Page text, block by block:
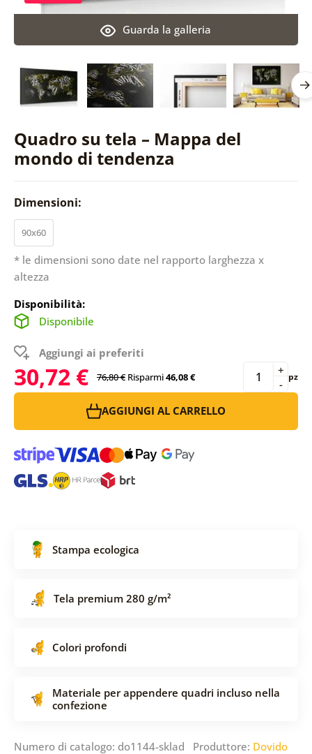
Quadro su tela – Mappa del
mondo di tendenza
Guarda la galleria
Dimensioni:
90x60
* le dimensioni sono date nel rapporto larghezza x
altezza
Disponibilità:
Disponibile
Aggiungi ai preferiti
30,72 € 76,80 € Risparmi46,08 € -
+ pz
AGGIUNGI AL CARRELLO
Stampa ecologica
Tela premium 280 g/m²
Colori profondi
Materiale per appendere quadri incluso nella
confezione
Numero di catalogo: do1144-sklad Produttore: Dovido